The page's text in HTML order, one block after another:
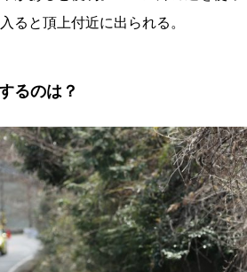
ると頂上付近に出られる。
るのは？